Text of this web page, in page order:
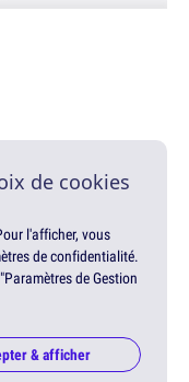
de cookies
l'afficher, vous
de confidentialité.
de Gestion
& afficher